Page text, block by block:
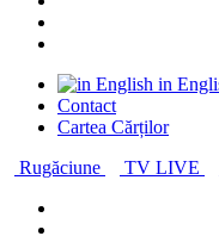
in
Contact
Cartea Cărților
Rugăciune
TV LIVE